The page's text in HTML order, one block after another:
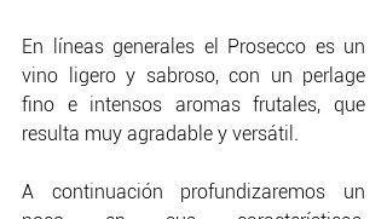
En líneas generales el Prosecco es un
vino ligero y sabroso, con un perlage
fino e intensos aromas frutales, que
resulta muy agradable y versátil .
A continuación profundizaremos un